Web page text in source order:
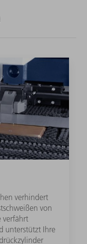
verhindert
von
verfährt
unterstützt Ihre